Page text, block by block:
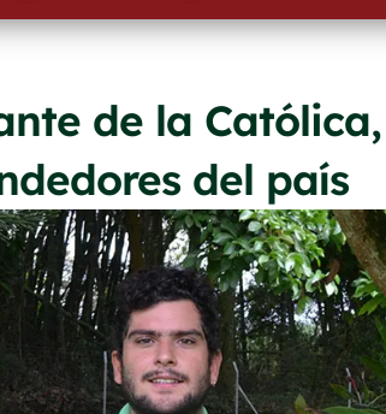
de la
del país